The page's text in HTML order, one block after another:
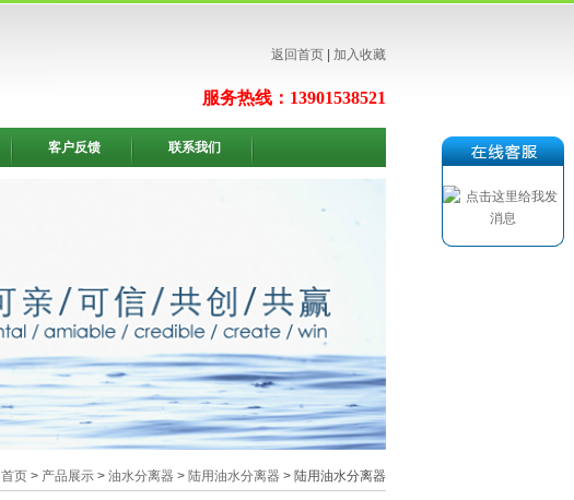
返回首页 加入收藏
服务热线：13901538521
客户反馈 联系我们
首页 > 产品展示 > 油水分离器 > 陆用油水分离器 > 陆用油水分离器